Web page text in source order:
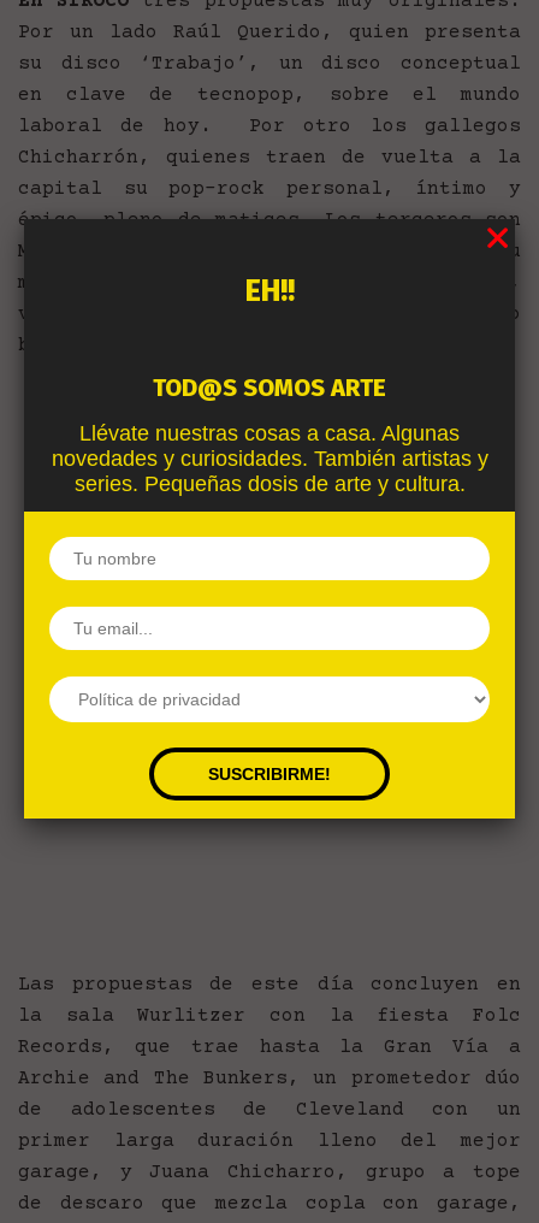
Por un lado Raúl Querido, quien presenta
su disco ‘Trabajo’, un disco conceptual
en clave de tecnopop, sobre el mundo
laboral de hoy. Por otro los gallegos
Chicharrón, quienes traen de vuelta a la
capital su pop-rock personal, íntimo y
épico, pleno de matices. Los terceros son
Mihassan, grupo madrileño que revisten su
música con post-punk, electrónica,
visuales hipnóticas y mucho, mucho, mucho
baile.
Las propuestas de este día concluyen en
la sala Wurlitzer con la fiesta Folc
Records, que trae hasta la Gran Vía a
Archie and The Bunkers, un prometedor dúo
de adolescentes de Cleveland con un
primer larga duración lleno del mejor
garage, y Juana Chicharro, grupo a tope
de descaro que mezcla copla con garage,
EH!!
TOD@S SOMOS ARTE
Llévate nuestras cosas a casa. Algunas
novedades y curiosidades. También artistas y
series. Pequeñas dosis de arte y cultura.